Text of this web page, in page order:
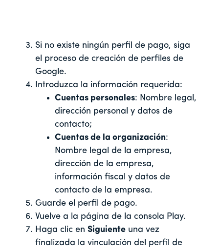
Si no existe ningún perfil de pago, siga
el proceso de creación de perfiles de
Google.
Introduzca la información requerida:
Cuentas personales: Nombre legal,
dirección personal y datos de
contacto;
Cuentas de la organización:
Nombre legal de la empresa,
dirección de la empresa,
información fiscal y datos de
contacto de la empresa.
Guarde el perfil de pago.
Vuelve a la página de la consola Play.
Haga clic en Siguiente una vez
finalizada la vinculación del perfil de